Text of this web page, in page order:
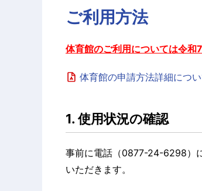
ご利用方法
体育館のご利用については令和
体育館の申請方法詳細につ
1. 使用状況の確認
事前に電話（0877-24-6298）
いただきます。